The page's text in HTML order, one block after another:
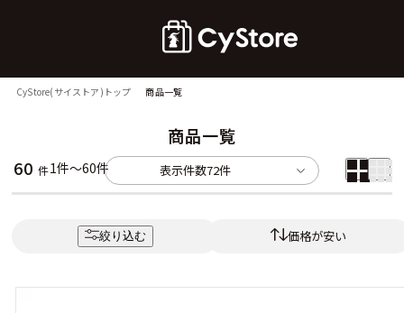
CyStore(サイストア)トップ 商品一覧
商品一覧
60 件1件～60件 表示件数72件
絞り込む 価格が安い